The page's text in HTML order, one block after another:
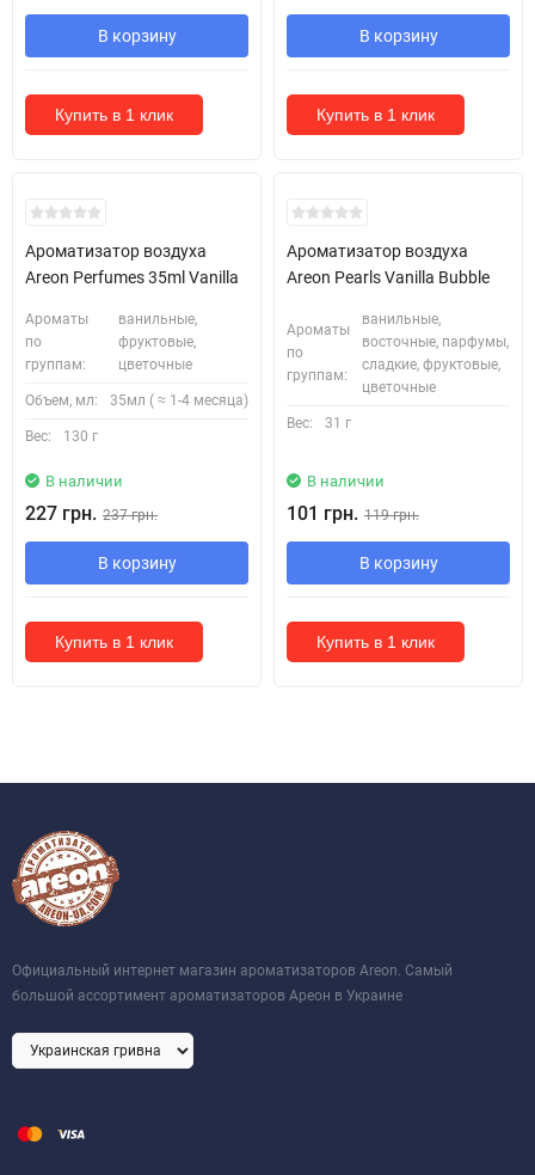
В корзину
Купить в 1 клик
В корзину
Купить в 1 клик
Ароматизатор воздуха
Areon Perfumes 35ml Vanilla
Ароматы
по
группам:
ванильные,
фруктовые,
цветочные
Объем, мл: 35мл ( ≈ 1-4 месяца)
Вес: 130 г
В наличии
227 грн. 237 грн.
В корзину
Купить в 1 клик
Ароматизатор воздуха
Areon Pearls Vanilla Bubble
Ароматы
по
группам:
ванильные,
восточные, парфумы,
сладкие, фруктовые,
цветочные
Вес: 31 г
В наличии
101 грн. 119 грн.
В корзину
Купить в 1 клик
Официальный интернет магазин ароматизаторов Areon. Самый
большой ассортимент ароматизаторов Ареон в Украине